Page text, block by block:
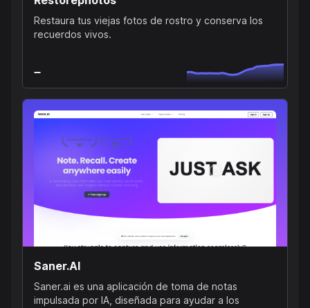
Restaura tus viejas fotos de rostro y conserva los
recuerdos vivos.
Saner.AI
Saner.ai es una aplicación de toma de notas
impulsada por IA, diseñada para ayudar a los